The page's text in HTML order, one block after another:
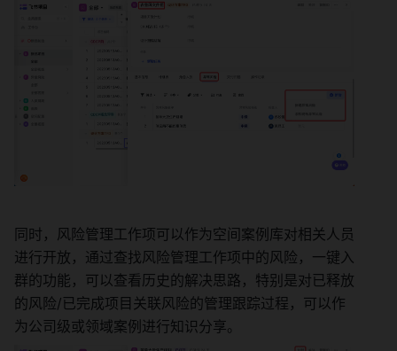
同时，风险管理工作项可以作为空间案例库对相关人员
进行开放，通过查找风险管理工作项中的风险，一键入
群的功能，可以查看历史的解决思路，特别是对已释放
的风险/已完成项目关联风险的管理跟踪过程，可以作
为公司级或领域案例进行知识分享。